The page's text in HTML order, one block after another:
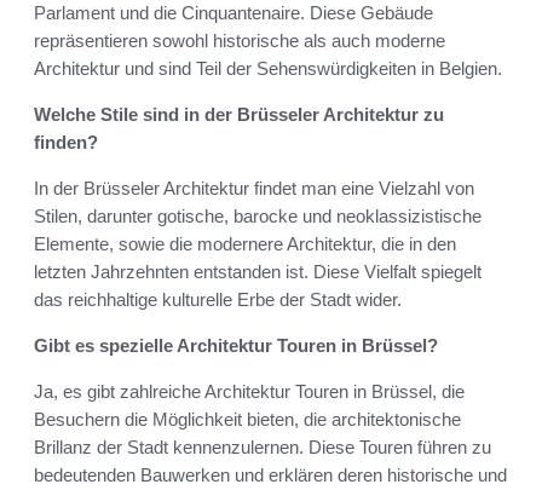
Parlament und die Cinquantenaire. Diese Gebäude
repräsentieren sowohl historische als auch moderne
Architektur und sind Teil der Sehenswürdigkeiten in Belgien.
Welche Stile sind in der Brüsseler Architektur zu
finden?
In der Brüsseler Architektur findet man eine Vielzahl von
Stilen, darunter gotische, barocke und neoklassizistische
Elemente, sowie die modernere Architektur, die in den
letzten Jahrzehnten entstanden ist. Diese Vielfalt spiegelt
das reichhaltige kulturelle Erbe der Stadt wider.
Gibt es spezielle Architektur Touren in Brüssel?
Ja, es gibt zahlreiche Architektur Touren in Brüssel, die
Besuchern die Möglichkeit bieten, die architektonische
Brillanz der Stadt kennenzulernen. Diese Touren führen zu
bedeutenden Bauwerken und erklären deren historische und